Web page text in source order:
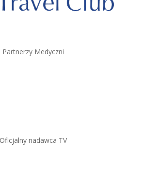
Partnerzy Medyczni
Oficjalny nadawca TV